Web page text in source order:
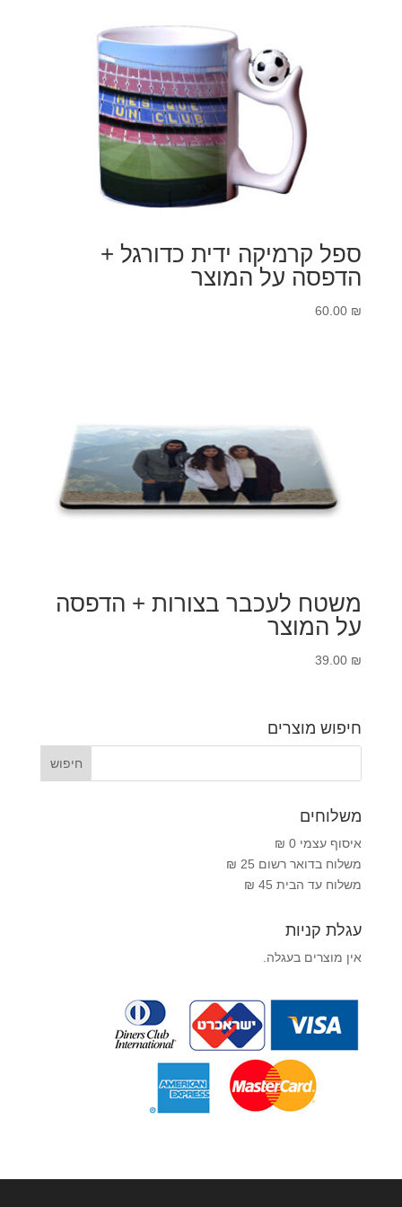
ספל קרמיקה ידית כדורגל +
הדפסה על המוצר
60.00 ₪
משטח לעכבר בצורות + הדפסה
על המוצר
39.00 ₪
חיפוש מוצרים
משלוחים
איסוף עצמי 0 ₪
משלוח בדואר רשום 25 ₪
משלוח עד הבית 45 ₪
עגלת קניות
אין מוצרים בעגלה.